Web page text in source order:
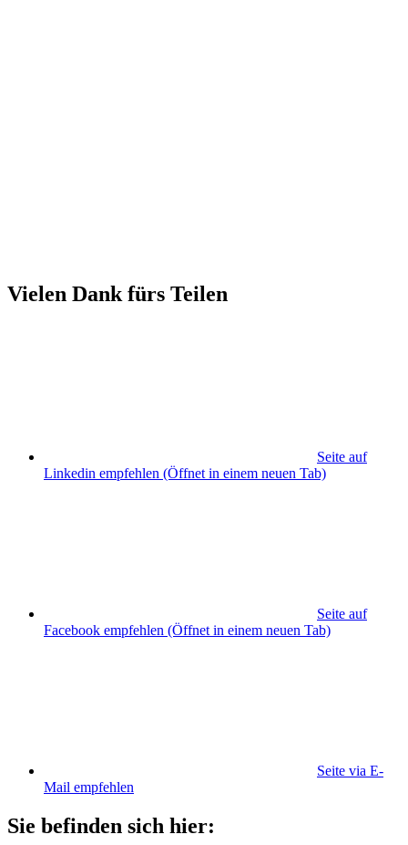
Vielen Dank fürs Teilen
Seite auf
Linkedin empfehlen (Öffnet in einem neuen Tab)
Seite auf
Facebook empfehlen (Öffnet in einem neuen Tab)
Seite via E-
Mail empfehlen
Sie befinden sich hier: